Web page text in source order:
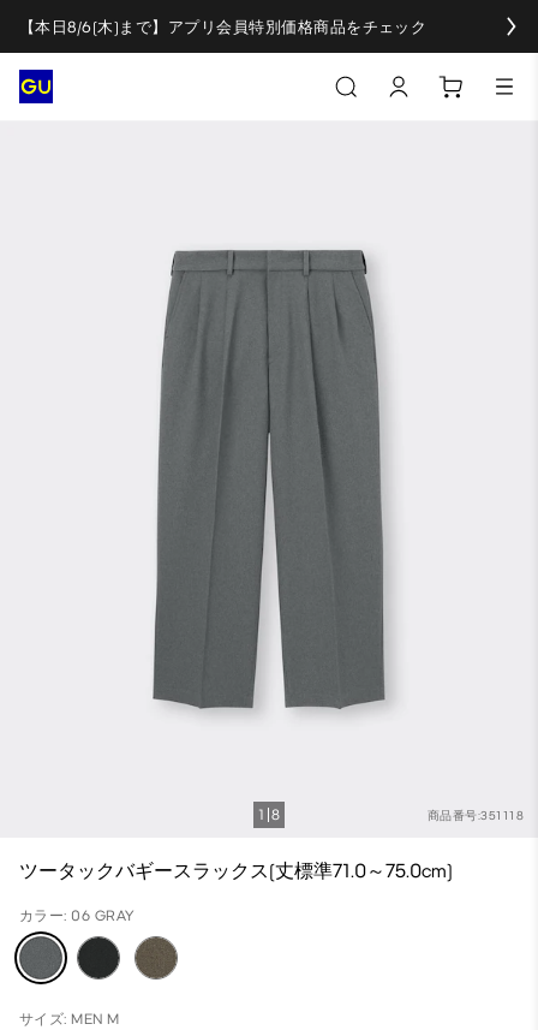
【本日8/6(木)まで】アプリ会員特別価格商品をチェック
商品番号:351118
1 8
ツータックバギースラックス(丈標準71.0～75.0cm)
カラー: 06 GRAY
サイズ: MEN M